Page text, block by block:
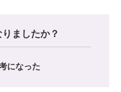
ましたか？
になった